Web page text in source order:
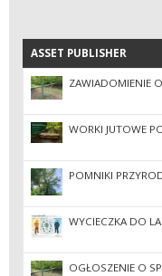
ASSET PUBLISHER
ASSET PUBLISHER
ZAWIADOMIENIE
WORKI JUTOWE
POMNIKI
WYCIECZKA DO
OGŁOSZENIE O